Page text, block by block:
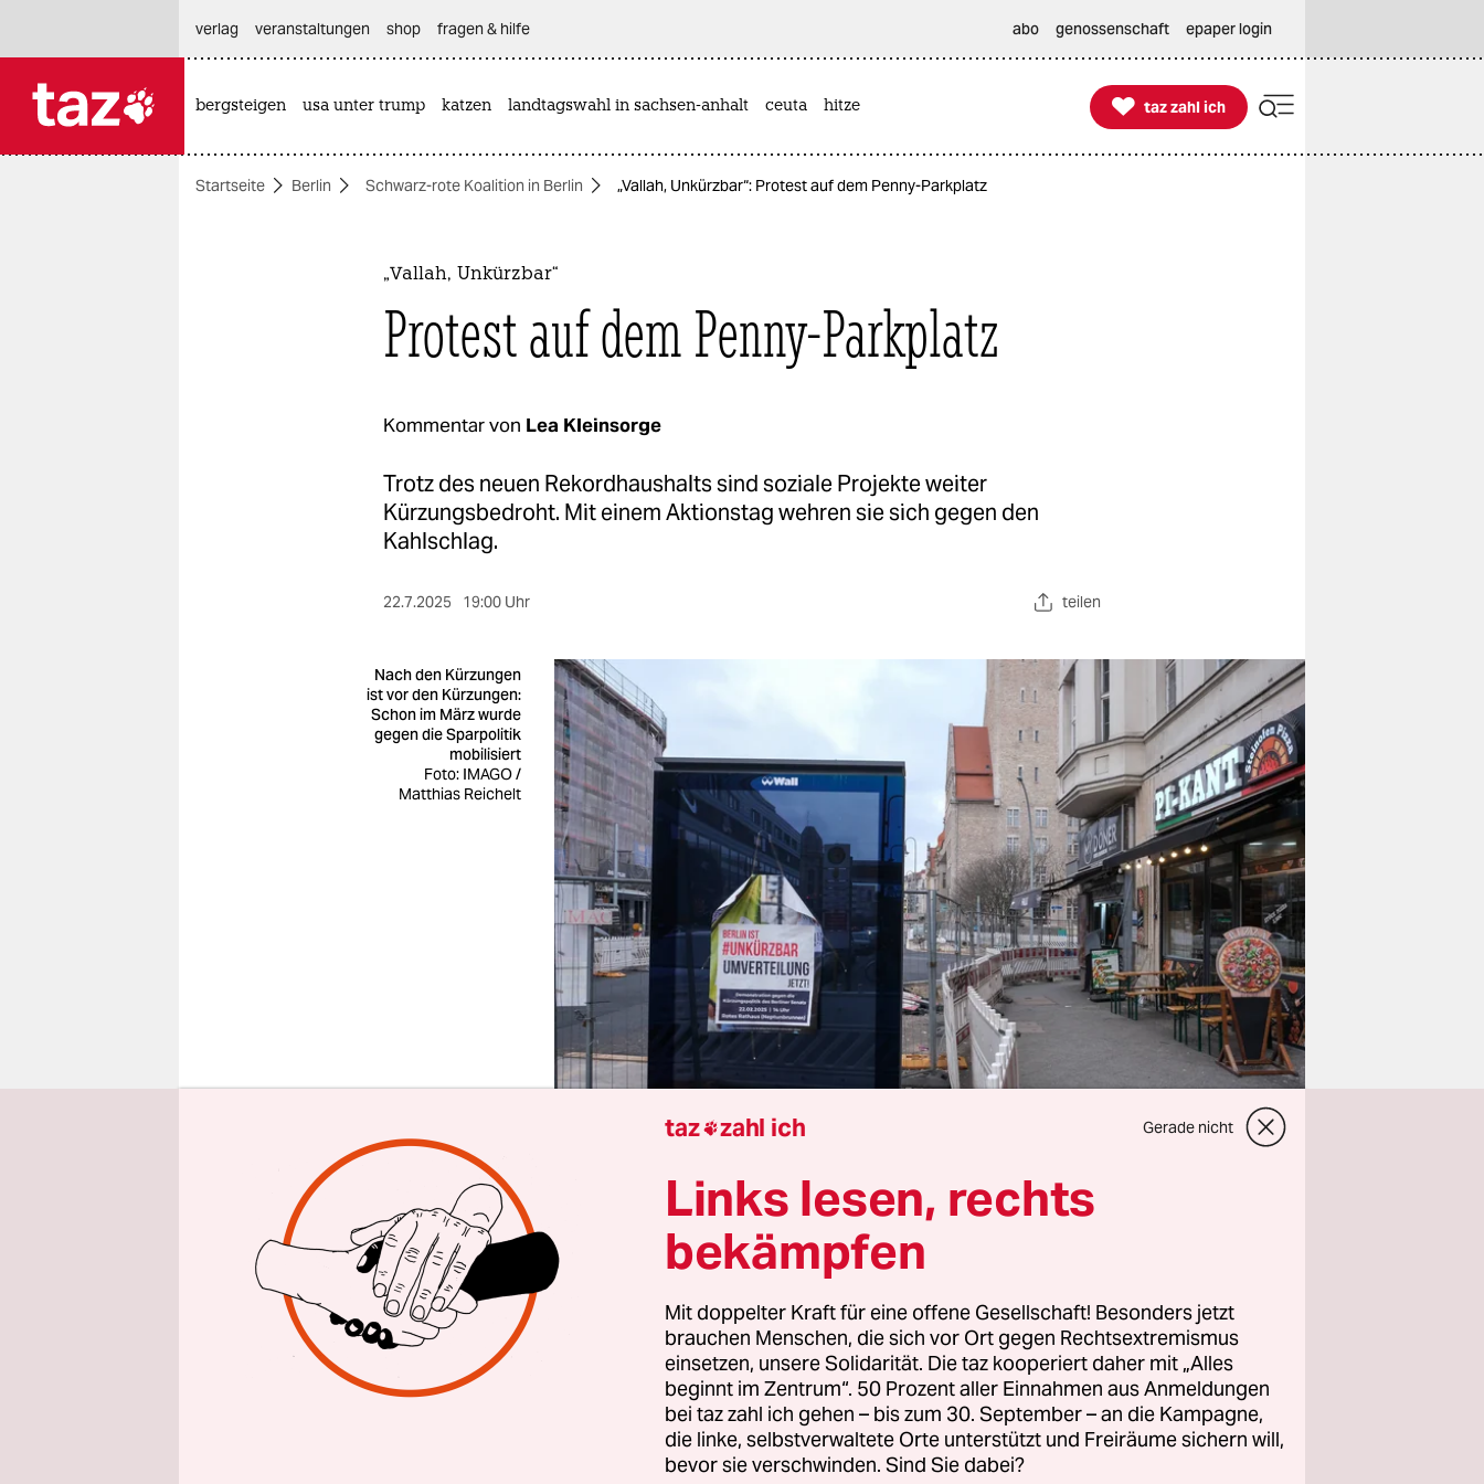
themen
verlag
veranstaltungen shop fragen & hilfe abo genossenschaft epaper login
bergsteigen usa unter trump katzen landtagswahl in sachsen-anhalt ceuta hitze 
taz zahl ich
taz zahl ich
Startseite Berlin Schwarz-rote Koalition in Berlin „Vallah, Unkürzbar“: Protest auf dem Penny-Parkplatz
„Vallah, Unkürzbar“
Protest auf dem Penny-Parkplatz
Kommentar von Lea Kleinsorge
Trotz des neuen Rekordhaushalts sind soziale Projekte weiter
Kürzungsbedroht. Mit einem Aktionstag wehren sie sich gegen den
Kahlschlag.
22.7.2025 19:00 Uhr teilen
Nach den Kürzungen
ist vor den Kürzungen:
Schon im März wurde
gegen die Sparpolitik
mobilisiert
Foto: IMAGO /
Matthias Reichelt
Z wei Personen stehen mit Flatterband umschlungen an einem
kleinen Stand auf einem Penny-Parkplatz in Mariendorf-Ost.
Neben ihnen ein Lastenrad, das zu einem Tisch umfunktioniert
wurde, darauf drapiert ein großes Schild mit der Aufschrift: „Vallah,
unkürzbar!“
Das gleichnamige Bündnis von Initiativen der Sozialen Arbeit hat am
taz zahl ich Gerade nicht
Links lesen, rechts
bekämpfen
Mit doppelter Kraft für eine offene Gesellschaft! Besonders jetzt
brauchen Menschen, die sich vor Ort gegen Rechtsextremismus
einsetzen, unsere Solidarität. Die taz kooperiert daher mit „Alles
beginnt im Zentrum“. 50 Prozent aller Einnahmen aus Anmeldungen
bei taz zahl ich gehen – bis zum 30. September – an die Kampagne,
die linke, selbstverwaltete Orte unterstützt und Freiräume sichern will,
bevor sie verschwinden. Sind Sie dabei?